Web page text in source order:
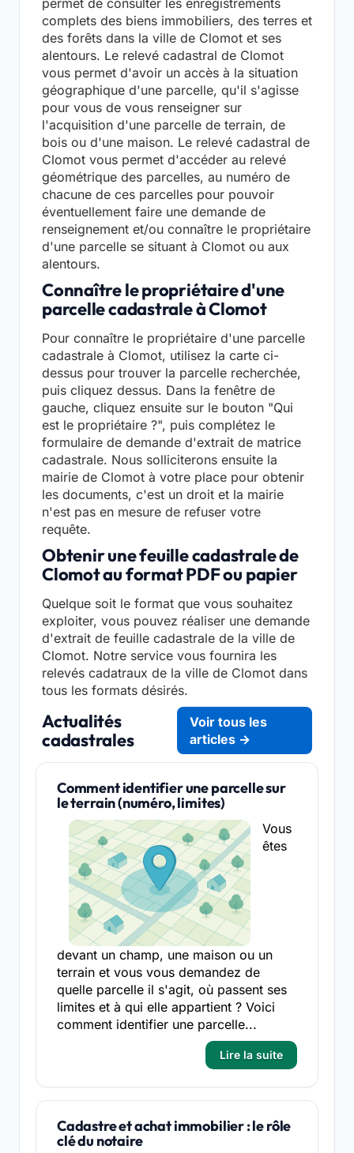
permet de consulter les enregistrements
complets des biens immobiliers, des terres et
des forêts dans la ville de Clomot et ses
alentours. Le relevé cadastral de Clomot
vous permet d'avoir un accès à la situation
géographique d'une parcelle, qu'il s'agisse
pour vous de vous renseigner sur
l'acquisition d'une parcelle de terrain, de
bois ou d'une maison. Le relevé cadastral de
Clomot vous permet d'accéder au relevé
géométrique des parcelles, au numéro de
chacune de ces parcelles pour pouvoir
éventuellement faire une demande de
renseignement et/ou connaître le propriétaire
d'une parcelle se situant à Clomot ou aux
alentours.
Connaître le propriétaire d'une
parcelle cadastrale à Clomot
Pour connaître le propriétaire d'une parcelle
cadastrale à Clomot, utilisez la carte ci-
dessus pour trouver la parcelle recherchée,
puis cliquez dessus. Dans la fenêtre de
gauche, cliquez ensuite sur le bouton "Qui
est le propriétaire ?", puis complétez le
formulaire de demande d'extrait de matrice
cadastrale. Nous solliciterons ensuite la
mairie de Clomot à votre place pour obtenir
les documents, c'est un droit et la mairie
n'est pas en mesure de refuser votre
requête.
Obtenir une feuille cadastrale de
Clomot au format PDF ou papier
Quelque soit le format que vous souhaitez
exploiter, vous pouvez réaliser une demande
d'extrait de feuille cadastrale de la ville de
Clomot. Notre service vous fournira les
relevés cadatraux de la ville de Clomot dans
tous les formats désirés.
Actualités
cadastrales
Voir tous les
articles →
Comment identifier une parcelle sur
le terrain (numéro, limites)
Vous
êtes
devant un champ, une maison ou un
terrain et vous vous demandez de
quelle parcelle il s'agit, où passent ses
limites et à qui elle appartient ? Voici
comment identifier une parcelle...
Lire la suite
Cadastre et achat immobilier : le rôle
clé du notaire